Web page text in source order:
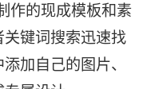
作的现成模板和素
键词搜索迅速找
加自己的图片、